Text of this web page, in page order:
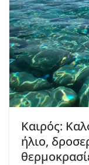
Καιρός:
ήλιο,